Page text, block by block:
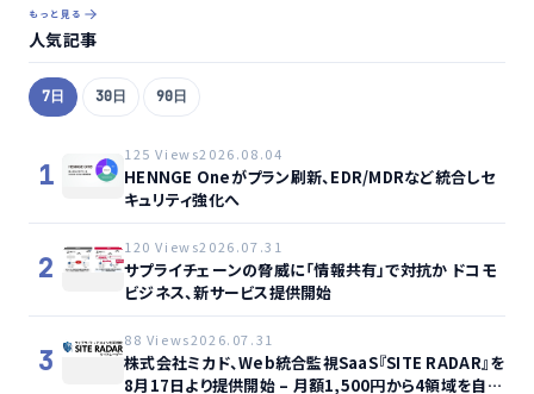
もっと見る
人気記事
7日 30日 90日
1
125 Views2026.08.04
HENNGE Oneがプラン刷新、EDR/MDRなど統合しセ
キュリティ強化へ
2
120 Views2026.07.31
サプライチェーンの脅威に「情報共有」で対抗か ドコモ
ビジネス、新サービス提供開始
3
88 Views2026.07.31
株式会社ミカド、Web統合監視SaaS『SITE RADAR』を
8月17日より提供開始 – 月額1,500円から4領域を自動